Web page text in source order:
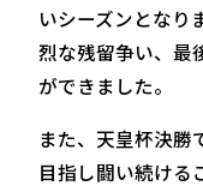
いシーズンとなり
烈な残留争い、最
ができました。
また、天皇杯決勝
目指し闘い続ける